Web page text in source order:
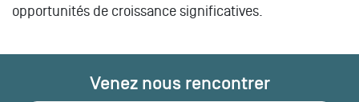
opportunités de croissance significatives.
Venez nous rencontrer